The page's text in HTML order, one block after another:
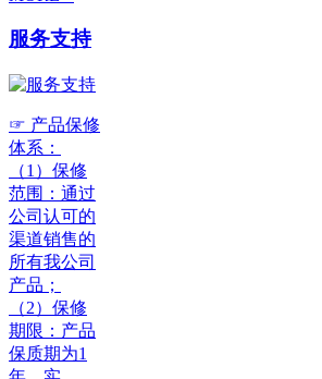
服务支持
☞ 产品保修
体系：
（1）保修
范围：通过
公司认可的
渠道销售的
所有我公司
产品；
（2）保修
期限：产品
保质期为1